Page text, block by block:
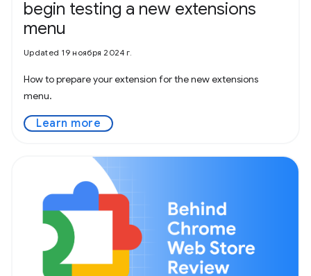
begin testing a new extensions
menu
Updated 19 ноября 2024 г.
How to prepare your extension for the new extensions
menu.
Learn more